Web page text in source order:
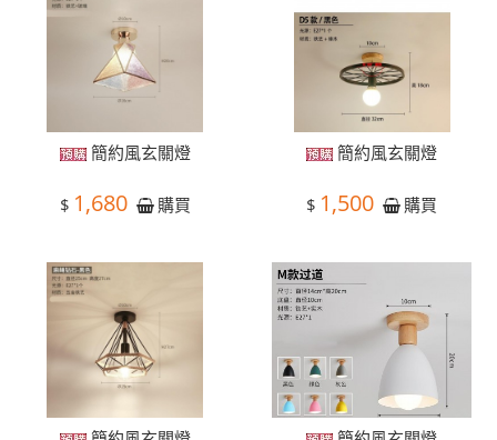
簡約風玄關燈
$ 1,680 購買
簡約風玄關燈
$ 1,500 購買